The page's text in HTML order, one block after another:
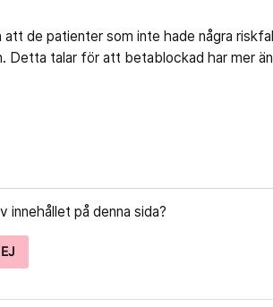
att de patienter som inte hade några
Detta talar för att betablockad har mer
innehållet på denna sida?